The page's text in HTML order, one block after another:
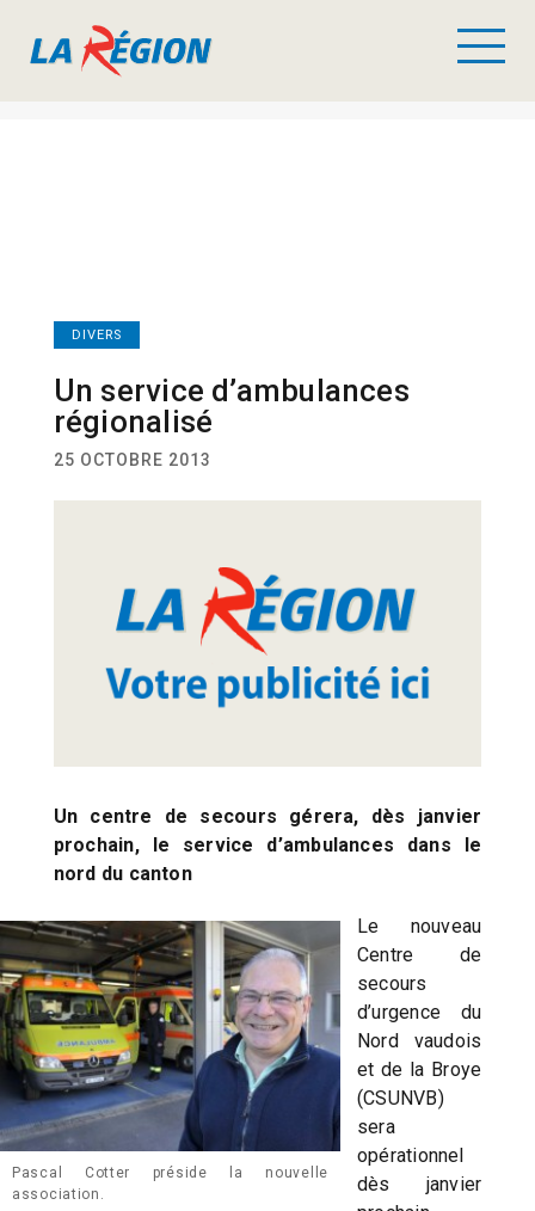
DIVERS
Un service d’ambulances
régionalisé
25 OCTOBRE 2013
Un centre de secours gérera, dès janvier
prochain, le service d’ambulances dans le
nord du canton
Pascal Cotter préside la nouvelle
association.
Le nouveau
Centre de
secours
d’urgence du
Nord vaudois
et de la Broye
(CSUNVB)
sera
opérationnel
dès janvier